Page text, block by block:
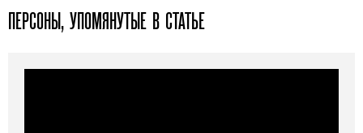
ПЕРСОНЫ, УПОМЯНУТЫЕ В СТАТЬЕ